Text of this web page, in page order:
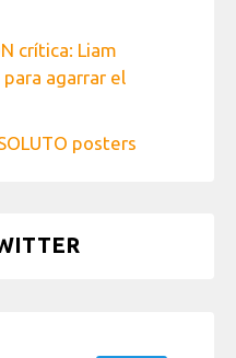
crítica: Liam
agarrar el
posters